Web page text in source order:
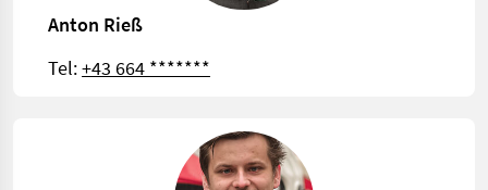
Anton Rieß
Tel:+43 664 *******